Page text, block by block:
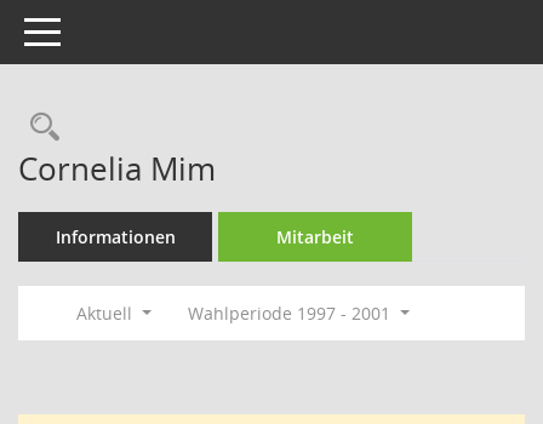
Toggle navigation
Rechercheauswahl
Cornelia Mim
Informationen Mitarbeit
Aktuell Wahlperiode 1997 - 2001